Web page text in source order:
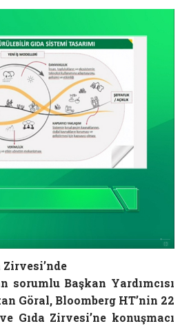
Zirvesi’nde
sorumlu Başkan Yardımcısı
Göral, Bloomberg HT’nin 22
Gıda Zirvesi’ne konuşmacı